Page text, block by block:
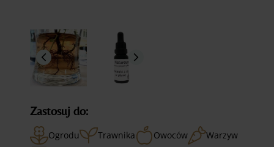
Zastosuj do:
Ogrodu Trawnika Owoców
Warzyw